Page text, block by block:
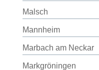
Malsch
Mannheim
Marbach am Neckar
Markgröningen